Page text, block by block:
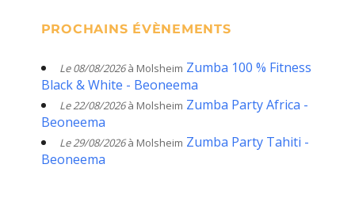
PROCHAINS ÉVÈNEMENTS
Le 08/08/2026à Molsheim Zumba 100 % Fitness
Black & White - Beoneema
Le 22/08/2026à Molsheim Zumba Party Africa -
Beoneema
Le 29/08/2026à Molsheim Zumba Party Tahiti -
Beoneema